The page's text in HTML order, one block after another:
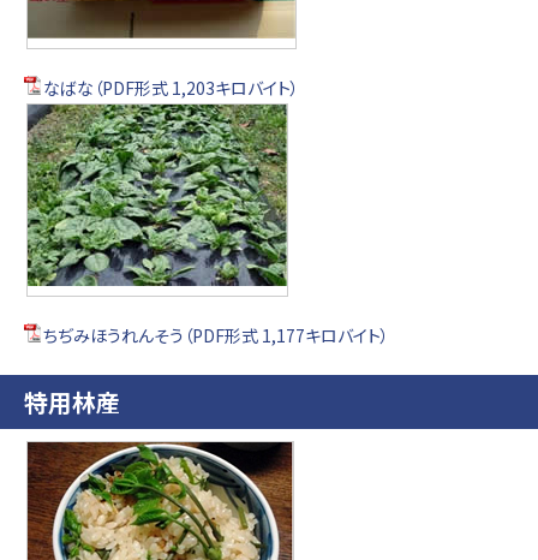
なばな（PDF形式 1,203キロバイト）
ちぢみほうれんそう（PDF形式 1,177キロバイト）
特用林産